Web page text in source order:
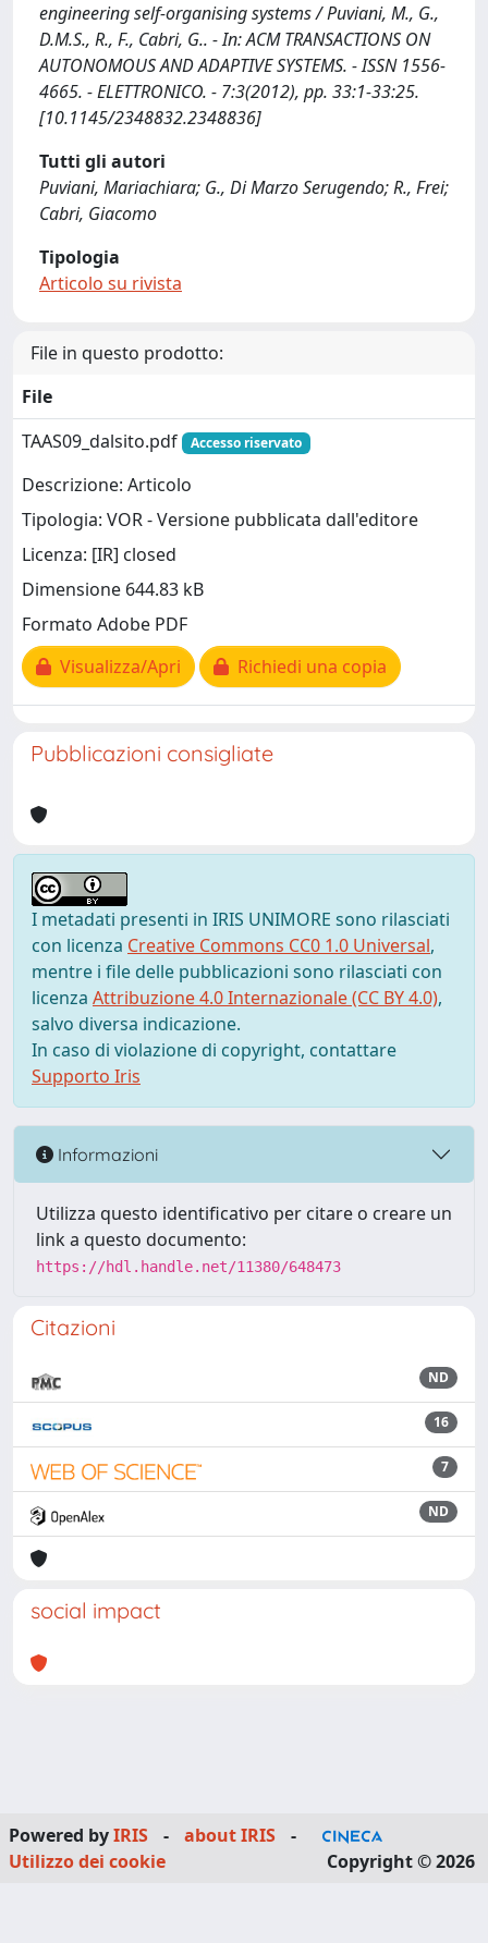
engineering self-organising systems / Puviani, M., G.,
D.M.S., R., F., Cabri, G.. - In: ACM TRANSACTIONS ON
AUTONOMOUS AND ADAPTIVE SYSTEMS. - ISSN 1556-
4665. - ELETTRONICO. - 7:3(2012), pp. 33:1-33:25.
[10.1145/2348832.2348836]
Tutti gli autori
Puviani, Mariachiara; G., Di Marzo Serugendo; R., Frei;
Cabri, Giacomo
Tipologia
Articolo su rivista
File in questo prodotto:
File
TAAS09_dalsito.pdf
Accesso riservato
Descrizione: Articolo
Tipologia: VOR - Versione pubblicata dall'editore
Licenza: [IR] closed
Dimensione 644.83 kB
Formato Adobe PDF
Visualizza/Apri
Richiedi una copia
Pubblicazioni consigliate
I metadati presenti in IRIS UNIMORE sono rilasciati
con licenza Creative Commons CC0 1.0 Universal,
mentre i file delle pubblicazioni sono rilasciati con
licenza Attribuzione 4.0 Internazionale (CC BY 4.0),
salvo diversa indicazione.
In caso di violazione di copyright, contattare
Supporto Iris
Informazioni
Utilizza questo identificativo per citare o creare un
link a questo documento:
https://hdl.handle.net/11380/648473
Citazioni
ND
16
7
ND
social impact
Powered byIRIS - about IRIS
-
Utilizzo dei cookie
Copyright © 2026